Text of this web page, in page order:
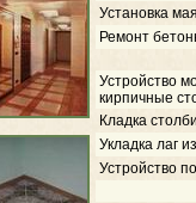
Установка
Ремонт
Устройство
кирпичные
Кладка
Укладка лаг
Устройство